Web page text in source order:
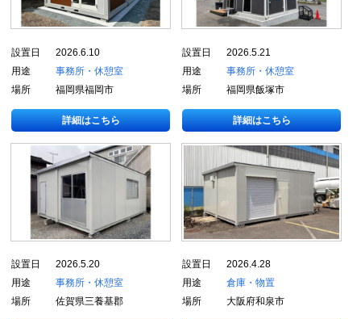
設置日
2026.6.10
用途
事務所・休憩室
場所
福岡県福岡市
詳細はこちら
設置日
2026.5.21
用途
事務所・休憩室
場所
福岡県飯塚市
詳細はこちら
設置日
2026.5.20
用途
事務所・休憩室
場所
佐賀県三養基郡
設置日
2026.4.28
用途
倉庫・物置
場所
大阪府和泉市